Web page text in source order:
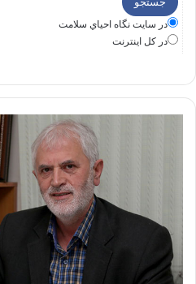
در سايت نگاه احياي سلامت
در كل اينترنت